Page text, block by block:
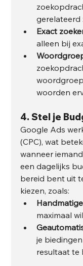
gerelateerd
Exact
alleen bij
woorden
4. Stel je
Google Ads
(CPC), wat
wanneer
een dagelijks
bereid bent uit
kiezen, zoals:
maximaal
je
resultaat te